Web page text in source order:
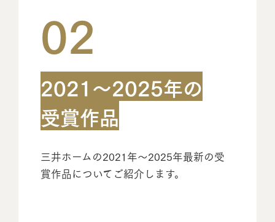
02
2021〜2025年の
受賞作品
三井ホームの2021年～2025年最新の受
賞作品についてご紹介します。